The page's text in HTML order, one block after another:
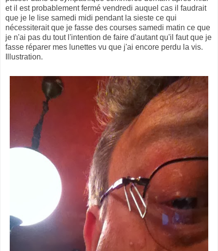
et il est probablement fermé vendredi auquel cas il faudrait
que je le lise samedi midi pendant la sieste ce qui
nécessiterait que je fasse des courses samedi matin ce que
je n'ai pas du tout l'intention de faire d'autant qu'il faut que je
fasse réparer mes lunettes vu que j'ai encore perdu la vis.
Illustration.